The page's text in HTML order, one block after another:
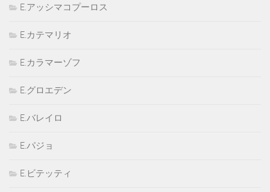
E.アッシマコプーロス
E.カテマリオ
E.カラマーゾフ
E.グロエデン
E.バレイロ
E.パジョ
E.ビテッティ